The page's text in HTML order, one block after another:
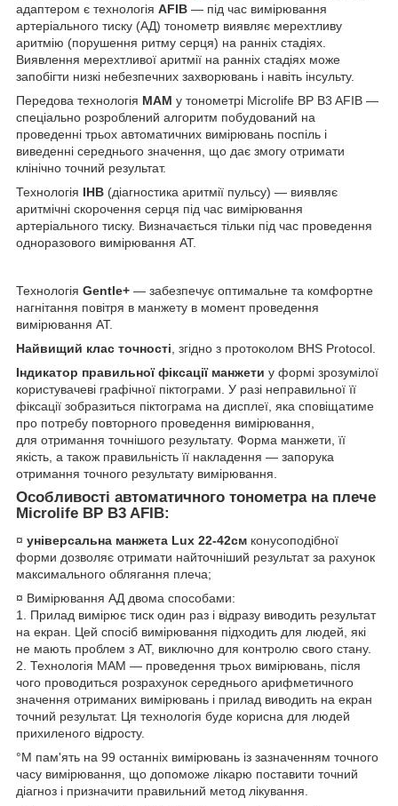
адаптером є технологія AFIB — під час вимірювання
артеріального тиску (АД) тонометр виявляє мерехтливу
аритмію (порушення ритму серця) на ранніх стадіях.
Виявлення мерехтливої аритмії на ранніх стадіях може
запобігти низкі небезпечних захворювань і навіть інсульту.
Передова технологія МАМ у тонометрі Microlife BP B3 AFIB —
спеціально розроблений алгоритм побудований на
проведенні трьох автоматичних вимірювань поспіль і
виведенні середнього значення, що дає змогу отримати
клінічно точний результат.
Технологія IHB (діагностика аритмії пульсу) — виявляє
аритмічні скорочення серця під час вимірювання
артеріального тиску. Визначається тільки під час проведення
одноразового вимірювання АТ.
Технологія Gentle+ — забезпечує оптимальне та комфортне
нагнітання повітря в манжету в момент проведення
вимірювання АТ.
Найвищий клас точності , згідно з протоколом BHS Protocol.
Індикатор правильної фіксації манжети у формі зрозумілої
користувачеві графічної піктограми. У разі неправильної її
фіксації зобразиться піктограма на дисплеї, яка сповіщатиме
про потребу повторного проведення вимірювання,
для отримання точнішого результату. Форма манжети, її
якість, а також правильність її накладення — запорука
отримання точного результату вимірювання.
Особливості автоматичного тонометра на плече
Microlife BP B3 AFIB:
¤ універсальна манжета Lux 22-42см конусоподібної
форми дозволяє отримати найточніший результат за рахунок
максимального облягання плеча;
¤ Вимірювання АД двома способами:
1. Прилад вимірює тиск один раз і відразу виводить результат
на екран. Цей спосіб вимірювання підходить для людей, які
не мають проблем з АТ, виключно для контролю свого стану.
2. Технологія МАМ — проведення трьох вимірювань, після
чого проводиться розрахунок середнього арифметичного
значення отриманих вимірювань і прилад виводить на екран
точний результат. Ця технологія буде корисна для людей
прихиленого відросту.
°M пам'ять на 99 останніх вимірювань із зазначенням точного
часу вимірювання, що допоможе лікарю поставити точний
діагноз і призначити правильний метод лікування.